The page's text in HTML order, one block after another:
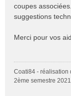
coupes
suggestions
Merci pour vos
Coati84 - réalisation
2ème semestre 2021